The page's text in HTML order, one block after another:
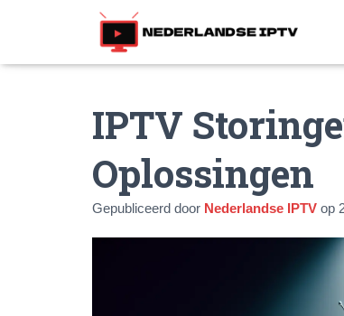
IPTV
Oplossingen
Gepubliceerd door Nederlandse IPTV op